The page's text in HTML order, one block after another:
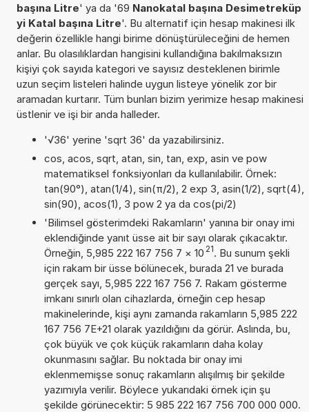
başına Litre' ya da '69 Nanokatal başına Desimetreküp
yi Katal başına Litre'. Bu alternatif için hesap makinesi ilk
değerin özellikle hangi birime dönüştürüleceğini de hemen
anlar. Bu olasılıklardan hangisini kullandığına bakılmaksızın
kişiyi çok sayıda kategori ve sayısız desteklenen birimle
uzun seçim listeleri halinde uygun listeye yönelik zor bir
aramadan kurtarır. Tüm bunları bizim yerimize hesap makinesi
üstlenir ve işi bir anda halleder.
'√36' yerine 'sqrt 36' da yazabilirsiniz.
cos, acos, sqrt, atan, sin, tan, exp, asin ve pow
matematiksel fonksiyonları da kullanılabilir. Örnek:
tan(90°), atan(1/4), sin(π/2), 2 exp 3, asin(1/2), sqrt(4),
sin(90), acos(1), 3 pow 2 ya da cos(pi/2)
'Bilimsel gösterimdeki Rakamların' yanına bir onay imi
eklendiğinde yanıt üsse ait bir sayı olarak çıkacaktır.
Örneğin, 5,985 222 167 756 7 × 10 21. Bu sunum şekli
için rakam bir üsse bölünecek, burada 21 ve burada
gerçek sayı, 5,985 222 167 756 7. Rakam gösterme
imkanı sınırlı olan cihazlarda, örneğin cep hesap
makinelerinde, kişi aynı zamanda rakamların 5,985 222
167 756 7E+21 olarak yazıldığını da görür. Aslında, bu,
çok büyük ve çok küçük rakamların daha kolay
okunmasını sağlar. Bu noktada bir onay imi
eklenmemişse sonuç rakamların alışılmış bir şekilde
yazımıyla verilir. Böylece yukarıdaki örnek için şu
şekilde görünecektir: 5 985 222 167 756 700 000 000.